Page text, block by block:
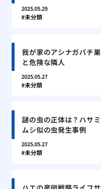
2025.05.29
未分類
我が家のアシナガバチ巣
と危険な隣人
2025.05.27
未分類
謎の虫の正体は？ハサミ
ムシ似の虫発生事例
2025.05.27
未分類